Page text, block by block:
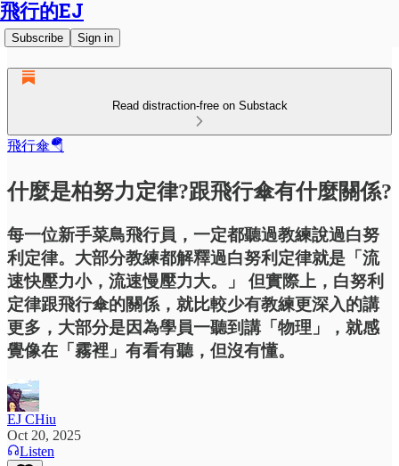
飛行的EJ
Subscribe Sign in
Read distraction-free on Substack
飛行傘🪂
什麼是柏努力定律?跟飛行傘有什麼關係?
每一位新手菜鳥飛行員，一定都聽過教練說過白努
利定律。大部分教練都解釋過白努利定律就是「流
速快壓力小，流速慢壓力大。」 但實際上，白努利
定律跟飛行傘的關係，就比較少有教練更深入的講
更多，大部分是因為學員一聽到講「物理」，就感
覺像在「霧裡」有看有聽，但沒有懂。
EJ CHiu
Oct 20, 2025
Listen